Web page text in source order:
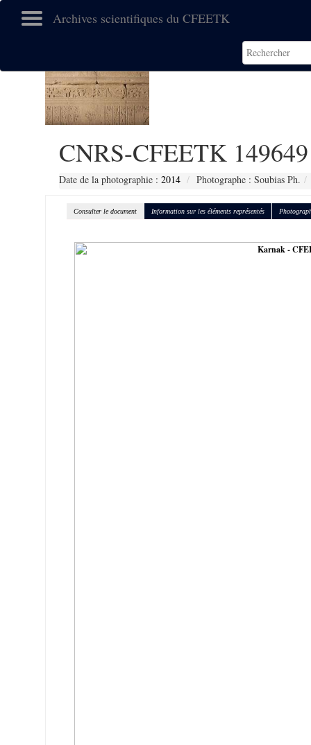
Archives scientifiques du CFEETK
CNRS-CFEETK 149649
Date de la photographie : 2014 Photographe : Soubias Ph.
Consulter le document Information sur les éléments représentés